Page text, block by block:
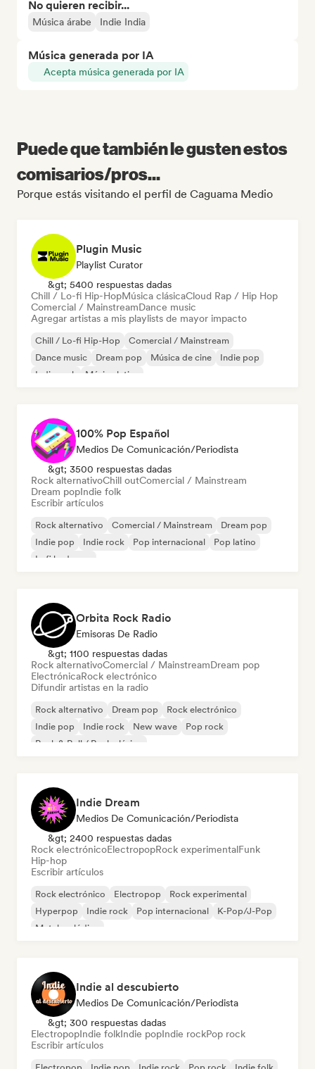
No quieren recibir...
Música árabe Indie India
Música generada por IA
Acepta música generada por IA
Puede que también le gusten estos
comisarios/pros...
Porque estás visitando el perfil de Caguama Medio
Plugin Music
Playlist Curator
&gt; 5400 respuestas dadas
Chill / Lo-fi Hip-HopMúsica clásicaCloud Rap / Hip Hop
Comercial / MainstreamDance music
Agregar artistas a mis playlists de mayor impacto
Chill / Lo-fi Hip-Hop
Comercial / Mainstream
Dance music
Dream pop Música de cine
Indie pop
Indie rock
Música latina
100% Pop Español
Medios De Comunicación/Periodista
&gt; 3500 respuestas dadas
Rock alternativoChill outComercial / Mainstream
Dream popIndie folk
Escribir artículos
Rock alternativo Comercial / Mainstream
Dream pop
Indie pop
Indie rock Pop internacional
Pop latino
Lofi bedroom
Orbita Rock Radio
Emisoras De Radio
&gt; 1100 respuestas dadas
Rock alternativoComercial / MainstreamDream pop
ElectrónicaRock electrónico
Difundir artistas en la radio
Rock alternativo Dream pop
Rock electrónico
Indie pop
Indie rock New wave
Pop rock
Rock & Roll / Rock clásico
Indie Dream
Medios De Comunicación/Periodista
&gt; 2400 respuestas dadas
Rock electrónicoElectropopRock experimentalFunk
Hip-hop
Escribir artículos
Rock electrónico Electropop
Rock experimental
Hyperpop
Indie rock Pop internacional
K-Pop/J-Pop
Metal melódico
Indie al descubierto
Medios De Comunicación/Periodista
&gt; 300 respuestas dadas
ElectropopIndie folkIndie popIndie rockPop rock
Escribir artículos